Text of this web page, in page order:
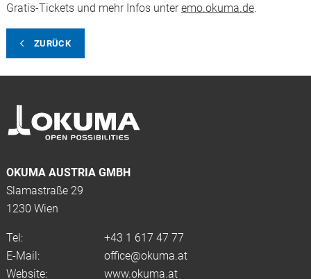
Gratis-Tickets und mehr Infos unteremo.okuma.de.
ZURÜCK
OKUMA AUSTRIA GMBH
Slamastraße 29
1230 Wien
Tel:
+43 1 617 47 77
E-Mail:
office@okuma.at
Website:
www.okuma.at